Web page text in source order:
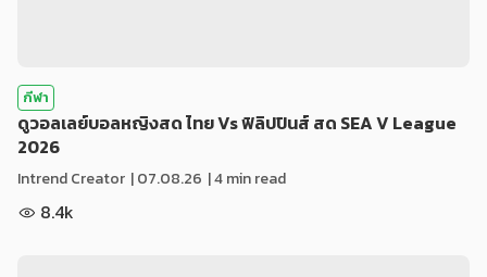
กีฬา
ดูวอลเลย์บอลหญิงสด ไทย Vs ฟิลิปปินส์ สด SEA V League
2026
Intrend Creator |07.08.26 | 4 min read
8.4k